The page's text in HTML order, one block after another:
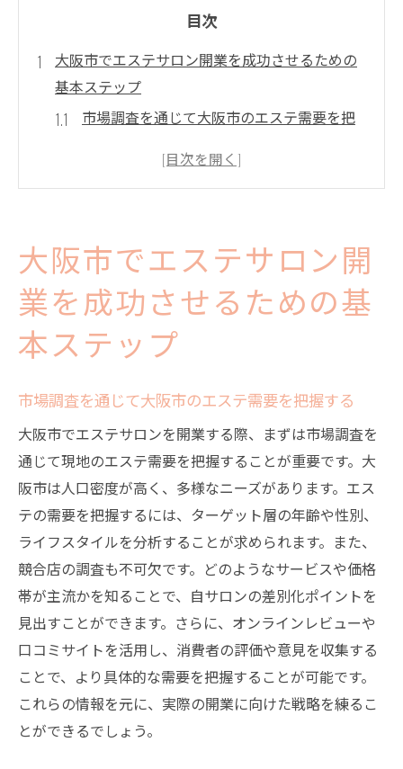
目次
大阪市でエステサロン開業を成功させるための
基本ステップ
市場調査を通じて大阪市のエステ需要を把
ビジネスプランの作成と資金調達の戦略
スタッフの採用とトレーニング計画の立案
開業前のマーケティング戦略とプロモーシ
ョンの準備
開業後の顧客フィードバックを活用した改
エステ業界の現状を把握し大阪市での開業を狙
う理由
大阪市のエステ業界のトレンドと成長予測
地域特性に基づく顧客層の分析
競争相手の強みと弱みの評価
大阪市でのエステサロン成功事例の紹介
エステ業界における新技術の導入の重要性
大阪市ならではの特色を活かした開業戦略
競合との差別化で大阪市のエステサロン市場で
存在感を示す方法
差別化を図るためのユニークなサービスの
提供
大阪市でエステサロン開
業を成功させるための基
本ステップ
市場調査を通じて大阪市のエステ需要を把握する
大阪市でエステサロンを開業する際、まずは市場調査を
通じて現地のエステ需要を把握することが重要です。大
阪市は人口密度が高く、多様なニーズがあります。エス
テの需要を把握するには、ターゲット層の年齢や性別、
ライフスタイルを分析することが求められます。また、
競合店の調査も不可欠です。どのようなサービスや価格
帯が主流かを知ることで、自サロンの差別化ポイントを
見出すことができます。さらに、オンラインレビューや
口コミサイトを活用し、消費者の評価や意見を収集する
ことで、より具体的な需要を把握することが可能です。
これらの情報を元に、実際の開業に向けた戦略を練るこ
とができるでしょう。